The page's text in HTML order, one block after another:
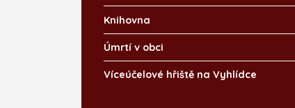
Knihovna
Úmrtí v obci
Víceúčelové hřiště na Vyhlídce